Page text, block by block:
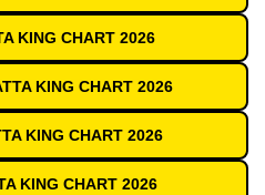
KING CHART 2026
KING CHART 2026
KING CHART 2026
KING CHART 2026